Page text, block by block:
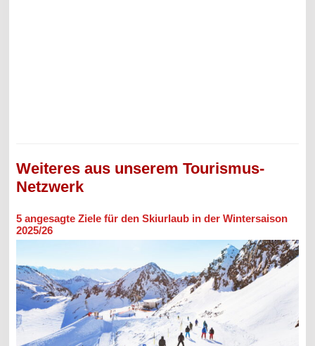
Weiteres aus unserem Tourismus-
Netzwerk
5 angesagte Ziele für den Skiurlaub in der Wintersaison
2025/26